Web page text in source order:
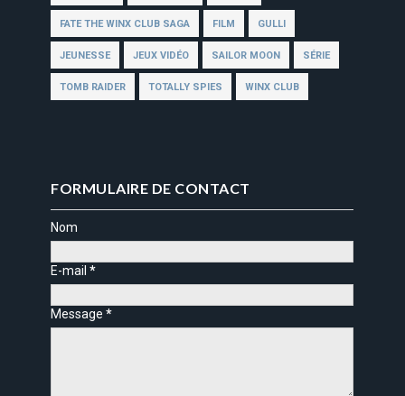
FATE THE WINX CLUB SAGA FILM GULLI
JEUNESSE JEUX VIDÉO SAILOR MOON SÉRIE
TOMB RAIDER TOTALLY SPIES WINX CLUB
FORMULAIRE DE CONTACT
Nom
E-mail*
Message*